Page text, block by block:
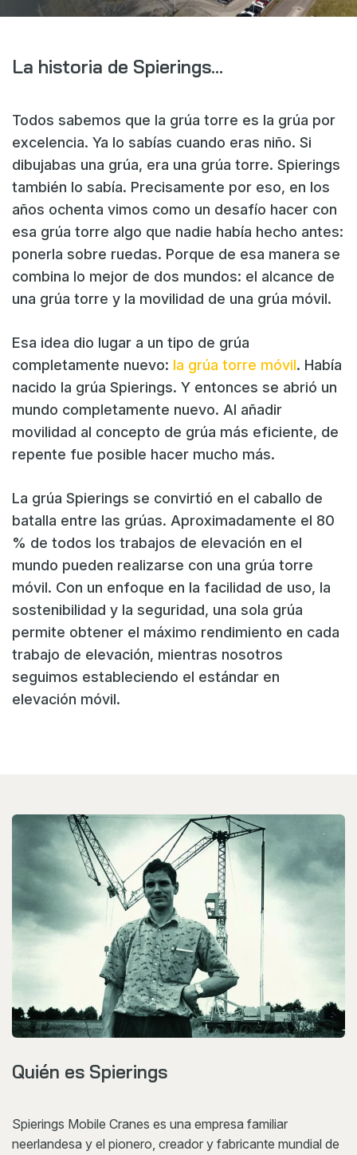
My Spierings
Declaración sobre cookies
General terms and conditions
Política de privacidad
La historia de Spierings…
Todos sabemos que la grúa torre es la grúa por
excelencia. Ya lo sabías cuando eras niño. Si
dibujabas una grúa, era una grúa torre. Spierings
también lo sabía. Precisamente por eso, en los
años ochenta vimos como un desafío hacer con
esa grúa torre algo que nadie había hecho antes:
ponerla sobre ruedas. Porque de esa manera se
combina lo mejor de dos mundos: el alcance de
una grúa torre y la movilidad de una grúa móvil.
Esa idea dio lugar a un tipo de grúa
completamente nuevo: la grúa torre móvil. Había
nacido la grúa Spierings. Y entonces se abrió un
mundo completamente nuevo. Al añadir
movilidad al concepto de grúa más eficiente, de
repente fue posible hacer mucho más.
La grúa Spierings se convirtió en el caballo de
batalla entre las grúas. Aproximadamente el 80
% de todos los trabajos de elevación en el
mundo pueden realizarse con una grúa torre
móvil. Con un enfoque en la facilidad de uso, la
sostenibilidad y la seguridad, una sola grúa
permite obtener el máximo rendimiento en cada
trabajo de elevación, mientras nosotros
seguimos estableciendo el estándar en
elevación móvil.
Quién es Spierings
Spierings Mobile Cranes es una empresa familiar
neerlandesa y el pionero, creador y fabricante mundial de